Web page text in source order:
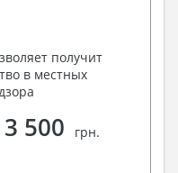
получит
в местных
3 500 грн.